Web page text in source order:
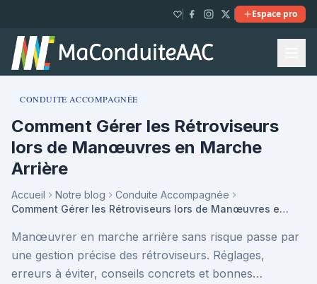
Espace pro
CONDUITE ACCOMPAGNÉE
Comment Gérer les Rétroviseurs
lors de Manœuvres en Marche
Arrière
Accueil Notre blog
Conduite Accompagnée
Comment Gérer les Rétroviseurs lors de Manœuvres en Marche Arrière
Manœuvrer en marche arrière sans risque passe par
une gestion précise des rétroviseurs. Réglages,
erreurs à éviter, conseils concrets et bonnes